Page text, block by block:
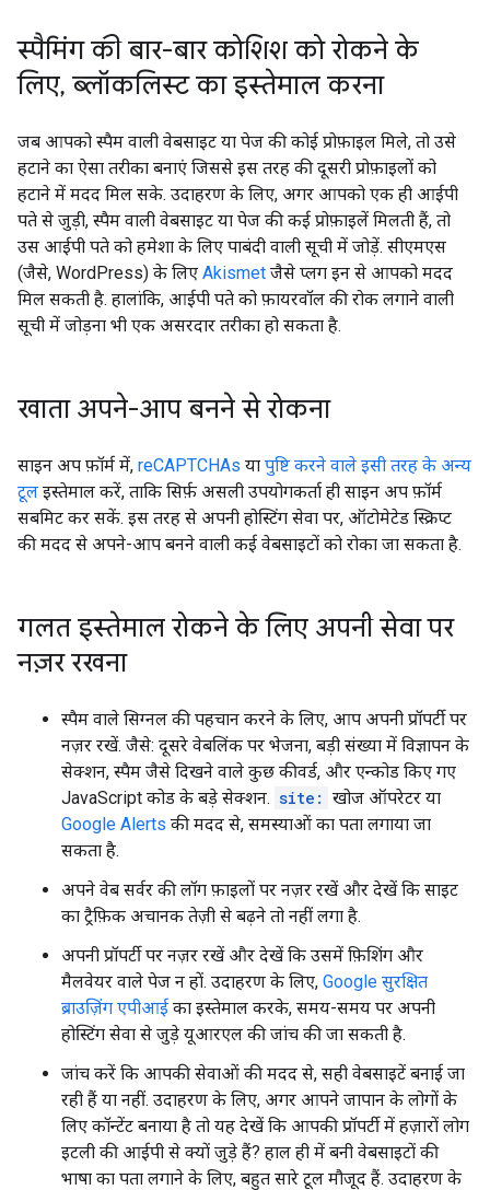
स्पैमिंग की बार-बार कोशिश को रोकने के
लिए, ब्लॉकलिस्ट का इस्तेमाल करना
जब आपको स्पैम वाली वेबसाइट या पेज की कोई प्रोफ़ाइल मिले, तो उसे
हटाने का ऐसा तरीका बनाएं जिससे इस तरह की दूसरी प्रोफ़ाइलों को
हटाने में मदद मिल सके. उदाहरण के लिए, अगर आपको एक ही आईपी
पते से जुड़ी, स्पैम वाली वेबसाइट या पेज की कई प्रोफ़ाइलें मिलती हैं, तो
उस आईपी पते को हमेशा के लिए पाबंदी वाली सूची में जोड़ें. सीएमएस
(जैसे, WordPress) के लिए Akismet जैसे प्लग इन से आपको मदद
मिल सकती है. हालांकि, आईपी पते को फ़ायरवॉल की रोक लगाने वाली
सूची में जोड़ना भी एक असरदार तरीका हो सकता है.
खाता अपने-आप बनने से रोकना
साइन अप फ़ॉर्म में, reCAPTCHAs या पुष्टि करने वाले इसी तरह के अन्य
टूल इस्तेमाल करें, ताकि सिर्फ़ असली उपयोगकर्ता ही साइन अप फ़ॉर्म
सबमिट कर सकें. इस तरह से अपनी होस्टिंग सेवा पर, ऑटोमेटेड स्क्रिप्ट
की मदद से अपने-आप बनने वाली कई वेबसाइटों को रोका जा सकता है.
गलत इस्तेमाल रोकने के लिए अपनी सेवा पर
नज़र रखना
स्पैम वाले सिग्नल की पहचान करने के लिए, आप अपनी प्रॉपर्टी पर
नज़र रखें. जैसे: दूसरे वेबलिंक पर भेजना, बड़ी संख्या में विज्ञापन के
सेक्शन, स्पैम जैसे दिखने वाले कुछ कीवर्ड, और एन्कोड किए गए
JavaScript कोड के बड़े सेक्शन. site: खोज ऑपरेटर या
Google Alerts की मदद से, समस्याओं का पता लगाया जा
सकता है.
अपने वेब सर्वर की लॉग फ़ाइलों पर नज़र रखें और देखें कि साइट
का ट्रैफ़िक अचानक तेज़ी से बढ़ने तो नहीं लगा है.
अपनी प्रॉपर्टी पर नज़र रखें और देखें कि उसमें फ़िशिंग और
मैलवेयर वाले पेज न हों. उदाहरण के लिए, Google सुरक्षित
ब्राउज़िंग एपीआई का इस्तेमाल करके, समय-समय पर अपनी
होस्टिंग सेवा से जुड़े यूआरएल की जांच की जा सकती है.
जांच करें कि आपकी सेवाओं की मदद से, सही वेबसाइटें बनाई जा
रही हैं या नहीं. उदाहरण के लिए, अगर आपने जापान के लोगों के
लिए कॉन्टेंट बनाया है तो यह देखें कि आपकी प्रॉपर्टी में हज़ारों लोग
इटली की आईपी से क्यों जुड़े हैं? हाल ही में बनी वेबसाइटों की
भाषा का पता लगाने के लिए, बहुत सारे टूल मौजूद हैं. उदाहरण के